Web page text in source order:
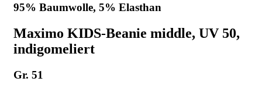
95% Baumwolle, 5% Elasthan
Maximo KIDS-Beanie middle, UV 50,
indigomeliert
Gr. 51